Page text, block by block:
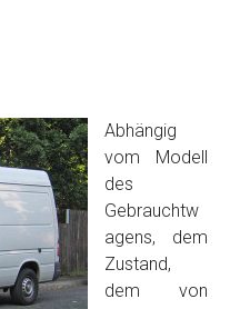
Abhängig
vom Modell
des
Gebrauchtw
agens, dem
Zustand,
dem von